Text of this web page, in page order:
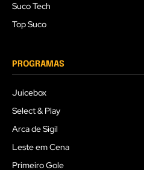
Suco Tech
Top Suco
PROGRAMAS
Juicebox
Select & Play
Arca de Sigil
Leste em Cena
Primeiro Gole